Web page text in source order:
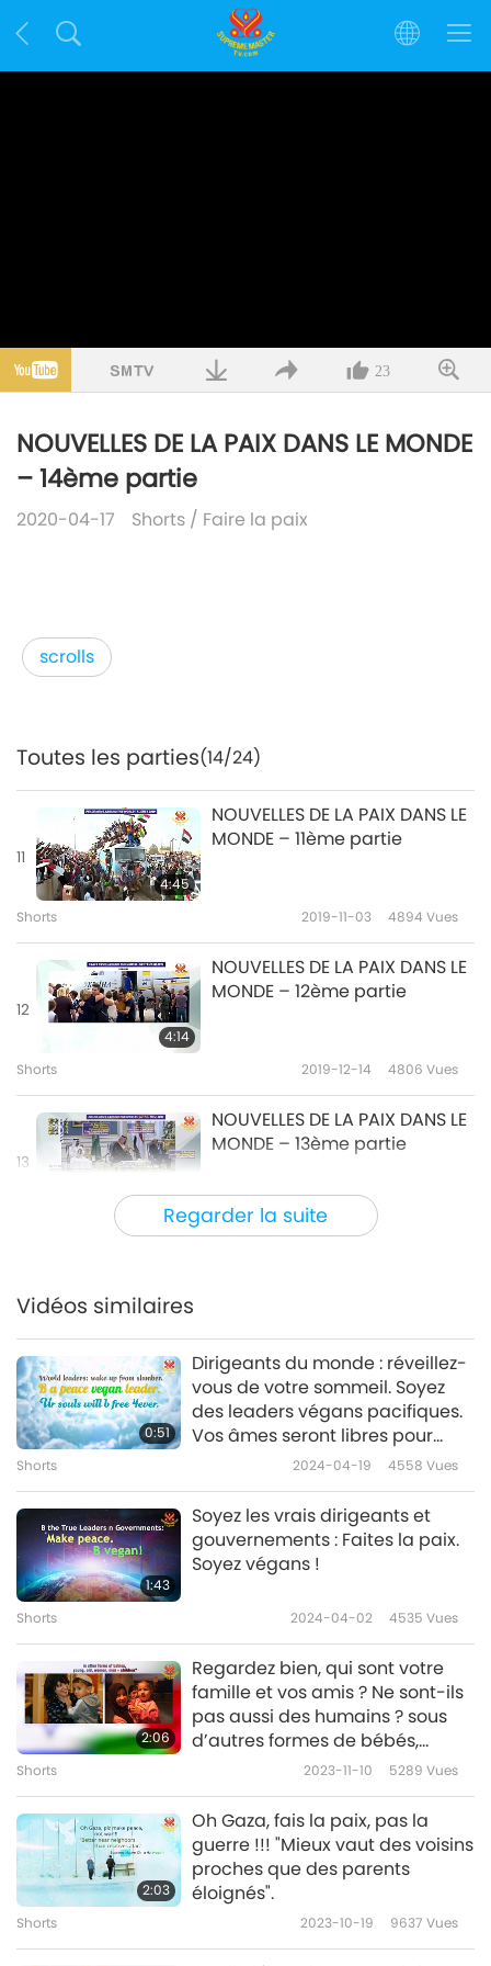
23
NOUVELLES DE LA PAIX DANS LE MONDE
– 14ème partie
2020-04-17 Shorts / Faire la paix
scrolls
Regarder la suite
Toutes les parties(14/24)
11
4:45
NOUVELLES DE LA PAIX DANS LE
MONDE – 11ème partie
Shorts 2019-11-03 4894 Vues
12
4:14
NOUVELLES DE LA PAIX DANS LE
MONDE – 12ème partie
Shorts 2019-12-14 4806 Vues
13
NOUVELLES DE LA PAIX DANS LE
MONDE – 13ème partie
2020-04-17
3:43
Shorts 2020-04-17 4841 Vues
15
3:05
NOUVELLES DE LA PAIX DANS LE
MONDE – 15ème partie
Shorts 2020-05-31 4336Vues
16
4:28
NOUVELLES DE LA PAIX DANS LE
Shorts 2020-09-01 4524Vues
17
4:30
NOUVELLES DE LA PAIX DANS LE
MONDE – 17ème partie
Shorts 2020-11-25 4844Vues
18
4:11
NOUVELLES DE LA PAIX DANS LE
MONDE – 18ème partie
Vidéos similaires
0:51
Dirigeants du monde : réveillez-
vous de votre sommeil. Soyez
des leaders végans pacifiques.
Vos âmes seront libres pour
Shorts 2024-04-19 4558 Vues
1:43
Soyez les vrais dirigeants et
gouvernements : Faites la paix.
Soyez végans !
Shorts 2024-04-02 4535 Vues
2:06
Regardez bien, qui sont votre
famille et vos amis ? Ne sont-ils
pas aussi des humains ? sous
d’autres formes de bébés,
jeunes, vieux, femmes, hommes
regardez vos ennemis. Ne sont-
ils pas exactement pareils ?
Lâchez vos armes ! Serrez-leur
la main !
Shorts 2023-11-10 5289 Vues
2:03
Oh Gaza, fais la paix, pas la
guerre !!! "Mieux vaut des voisins
proches que des parents
éloignés".
Shorts 2023-10-19 9637 Vues